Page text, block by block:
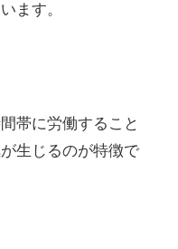
ます。
帯に労働すること
生じるのが特徴で